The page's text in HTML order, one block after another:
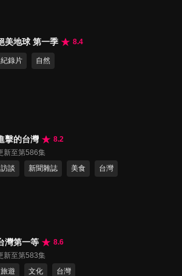
美地球 第一季 8.4
紀錄片 自然
擊的台灣
8.2
新至第586集
訪談
新聞雜誌 美食 台灣
灣第一等
8.6
新至第583集
旅遊
文化 台灣